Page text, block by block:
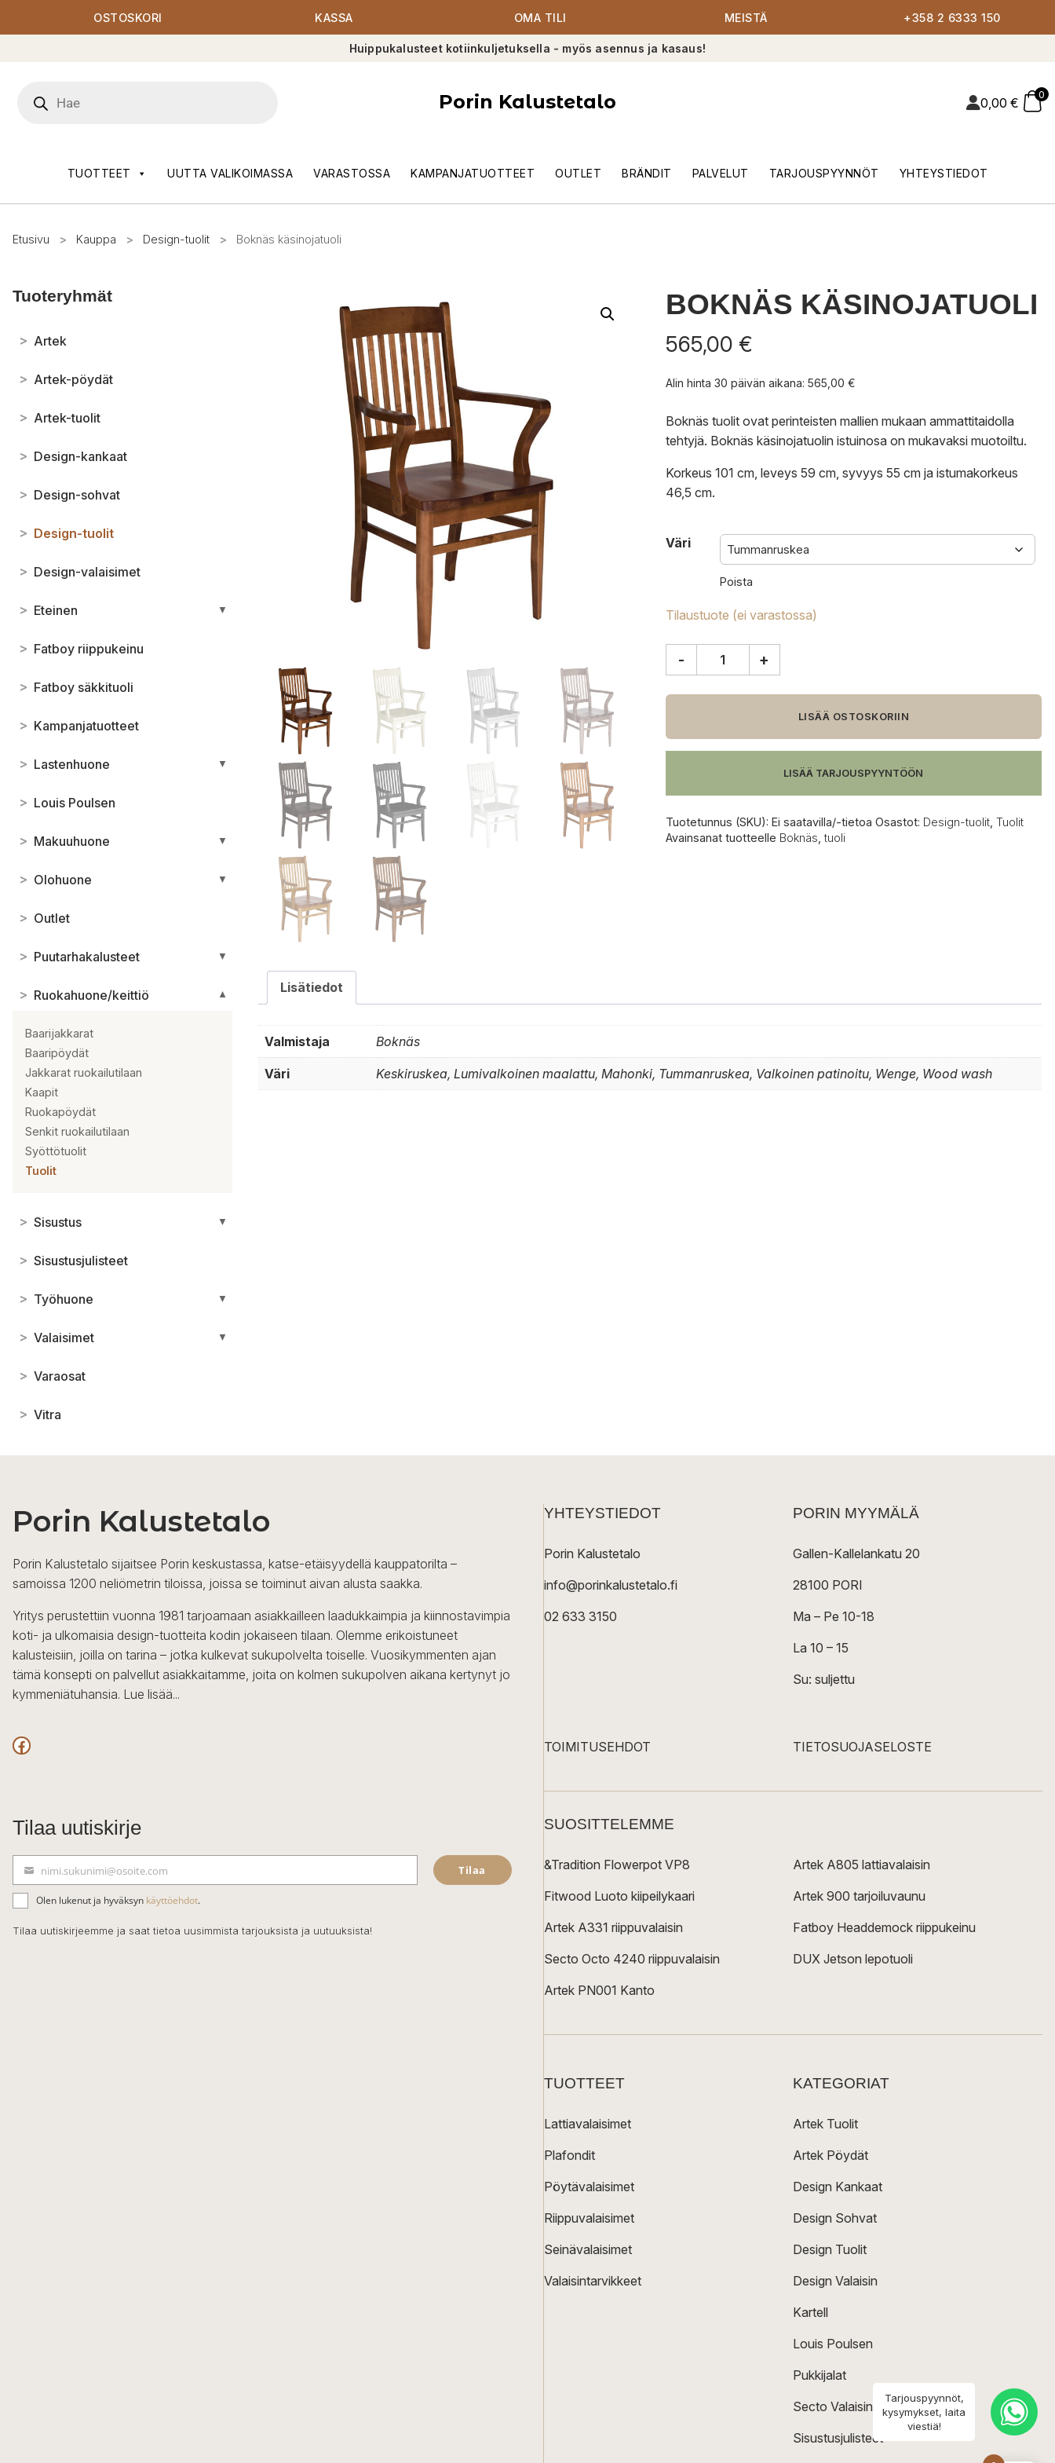
OSTOSKORI KASSA OMA TILI MEISTÄ +358 2 6333 150
Huippukalusteet kotiinkuljetuksella - myös asennus ja kasaus!
search
Porin Kalustetalo 0,00 €
0
TUOTTEET UUTTA VALIKOIMASSA VARASTOSSA KAMPANJATUOTTEET OUTLET BRÄNDIT PALVELUT TARJOUSPYYNNÖT YHTEYSTIEDOT
Etusivu > Kauppa > Design-tuolit > Boknäs käsinojatuoli
Tuoteryhmät
> Artek
> Artek-pöydät
> Artek-tuolit
> Design-kankaat
> Design-sohvat
> Design-tuolit
> Design-valaisimet
> Eteinen ▼
> Fatboy riippukeinu
> Fatboy säkkituoli
> Kampanjatuotteet
> Lastenhuone ▼
> Louis Poulsen
> Makuuhuone ▼
> Olohuone ▼
> Outlet
> Puutarhakalusteet ▼
> Ruokahuone/keittiö ▼
Baarijakkarat
Baaripöydät
Jakkarat ruokailutilaan
Kaapit
Ruokapöydät
Senkit ruokailutilaan
Syöttötuolit
Tuolit
> Sisustus ▼
> Sisustusjulisteet
> Työhuone ▼
> Valaisimet ▼
> Varaosat
> Vitra
BOKNÄS KÄSINOJATUOLI
565,00 €
Alin hinta 30 päivän aikana: 565,00 €
Boknäs tuolit ovat perinteisten mallien mukaan ammattitaidolla
tehtyjä. Boknäs käsinojatuolin istuinosa on mukavaksi muotoiltu.
Korkeus 101 cm, leveys 59 cm, syvyys 55 cm ja istumakorkeus
46,5 cm.
Väri
Poista
Tilaustuote (ei varastossa)
määrä
- +
LISÄÄ OSTOSKORIIN
LISÄÄ TARJOUSPYYNTÖÖN
Tuotetunnus (SKU): Ei saatavilla/-tietoa Osastot: Design-tuolit, Tuolit
Avainsanat tuotteelle Boknäs ,tuoli
Lisätiedot
Valmistaja Boknäs
Väri Keskiruskea, Lumivalkoinen maalattu, Mahonki, Tummanruskea, Valkoinen patinoitu, Wenge, Wood wash
Porin Kalustetalo
Porin Kalustetalo sijaitsee Porin keskustassa, katse-etäisyydellä kauppatorilta –
samoissa 1200 neliömetrin tiloissa, joissa se toiminut aivan alusta saakka.
Yritys perustettiin vuonna 1981 tarjoamaan asiakkailleen laadukkaimpia ja kiinnostavimpia
koti- ja ulkomaisia design-tuotteita kodin jokaiseen tilaan. Olemme erikoistuneet
kalusteisiin, joilla on tarina – jotka kulkevat sukupolvelta toiselle. Vuosikymmenten ajan
tämä konsepti on palvellut asiakkaitamme, joita on kolmen sukupolven aikana kertynyt jo
kymmeniätuhansia. Lue lisää...
Facebook
Tilaa uutiskirje
ä
h
k
nimi.sukunimi@osoite.com Tilaa
Olen lukenut ja hyväksyn käyttöehdot.
Tilaa uutiskirjeemme ja saat tietoa uusimmista tarjouksista ja uutuuksista!
YHTEYSTIEDOT
Porin Kalustetalo
info@porinkalustetalo.fi
02 633 3150
PORIN MYYMÄLÄ
Gallen-Kallelankatu 20
28100 PORI
Ma – Pe 10-18
La 10 – 15
Su: suljettu
TOIMITUSEHDOT TIETOSUOJASELOSTE
SUOSITTELEMME
&Tradition Flowerpot VP8
Fitwood Luoto kiipeilykaari
Artek A331 riippuvalaisin
Secto Octo 4240 riippuvalaisin
Artek PN001 Kanto
Artek A805 lattiavalaisin
Artek 900 tarjoiluvaunu
Fatboy Headdemock riippukeinu
DUX Jetson lepotuoli
TUOTTEET
Lattiavalaisimet
Plafondit
Pöytävalaisimet
Riippuvalaisimet
Seinävalaisimet
Valaisintarvikkeet
KATEGORIAT
Artek Tuolit
Artek Pöydät
Design Kankaat
Design Sohvat
Design Tuolit
Design Valaisin
Kartell
Louis Poulsen
Pukkijalat
Secto Valaisin
Sisustusjulisteet
Tarjouspyynnöt,
kysymykset, laita
viestiä!